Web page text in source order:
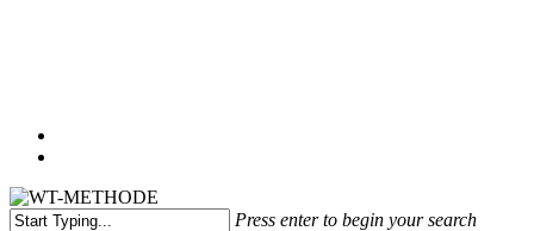
Press enter to begin your search